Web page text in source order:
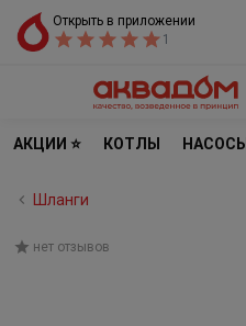
Открыть в приложении
1
АКЦИИ ⭐ КОТЛЫ НАСОСЫ
Шланги
нет отзывов